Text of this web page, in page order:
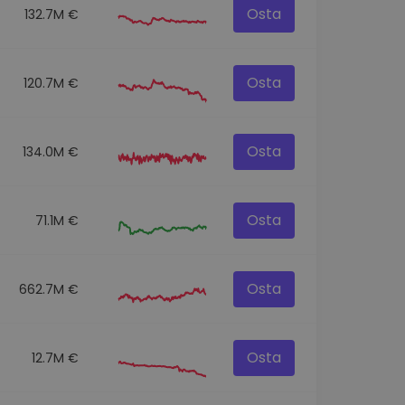
132.7M € Osta
120.7M € Osta
134.0M € Osta
71.1M € Osta
662.7M € Osta
12.7M € Osta